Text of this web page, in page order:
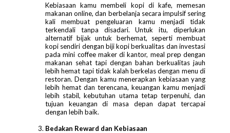
Kebiasaan kamu membeli kopi di kafe, memesan
makanan online, dan berbelanja secara impulsif sering
kali membuat pengeluaran kamu menjadi tidak
terkendali tanpa disadari. Untuk itu, diperlukan
alternatif bijak untuk berhemat, seperti membuat
kopi sendiri dengan biji kopi berkualitas dan investasi
pada mini coffee maker di kantor, meal prep dengan
makanan sehat tapi dengan bahan berkualitas jauh
lebih hemat tapi tidak kalah berkelas dengan menu di
restoran. Dengan kamu menerapkan kebiasaan yang
lebih hemat dan terencana, keuangan kamu menjadi
lebih stabil, kebutuhan utama tetap terpenuhi, dan
tujuan keuangan di masa depan dapat tercapai
dengan lebih baik.
Bedakan Reward dan Kebiasaan